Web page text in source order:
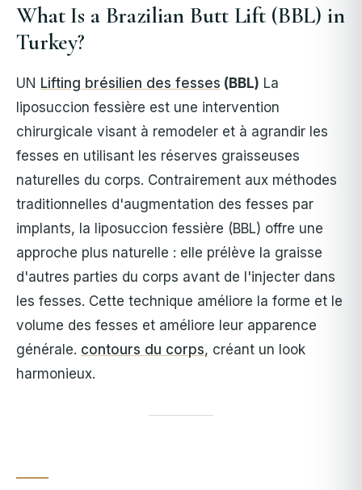
What Is a Brazilian Butt Lift (BBL) in
Turkey?
UN Lifting brésilien des fesses (BBL) La
liposuccion fessière est une intervention
chirurgicale visant à remodeler et à agrandir les
fesses en utilisant les réserves graisseuses
naturelles du corps. Contrairement aux méthodes
traditionnelles d'augmentation des fesses par
implants, la liposuccion fessière (BBL) offre une
approche plus naturelle : elle prélève la graisse
d'autres parties du corps avant de l'injecter dans
les fesses. Cette technique améliore la forme et le
volume des fesses et améliore leur apparence
générale. contours du corps, créant un look
harmonieux.